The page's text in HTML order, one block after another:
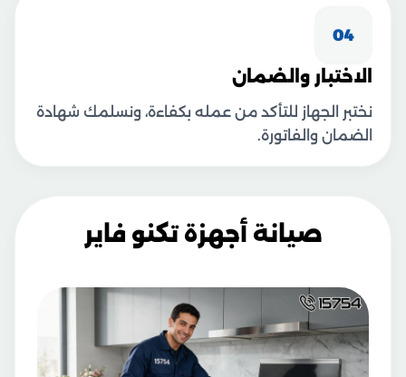
04
الاختبار والضمان
نختبر الجهاز للتأكد من عمله بكفاءة، ونسلمك شهادة
الضمان والفاتورة.
صيانة أجهزة تكنو فاير